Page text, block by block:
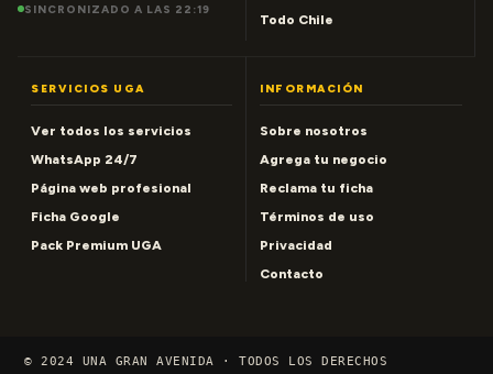
SINCRONIZADO A LAS 22:19
Todo Chile
SERVICIOS UGA
Ver todos los servicios
WhatsApp 24/7
Página web profesional
Ficha Google
Pack Premium UGA
INFORMACIÓN
Sobre nosotros
Agrega tu negocio
Reclama tu ficha
Términos de uso
Privacidad
Contacto
© 2024 UNA GRAN AVENIDA · TODOS LOS DERECHOS